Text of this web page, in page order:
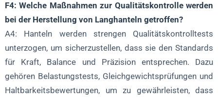
F4: Welche Maßnahmen zur Qualitätskontrolle werden
bei der Herstellung von Langhanteln getroffen?
A4: Hanteln werden strengen Qualitätskontrolltests
unterzogen, um sicherzustellen, dass sie den Standards
für Kraft, Balance und Präzision entsprechen. Dazu
gehören Belastungstests, Gleichgewichtsprüfungen und
Haltbarkeitsbewertungen, um zu gewährleisten, dass